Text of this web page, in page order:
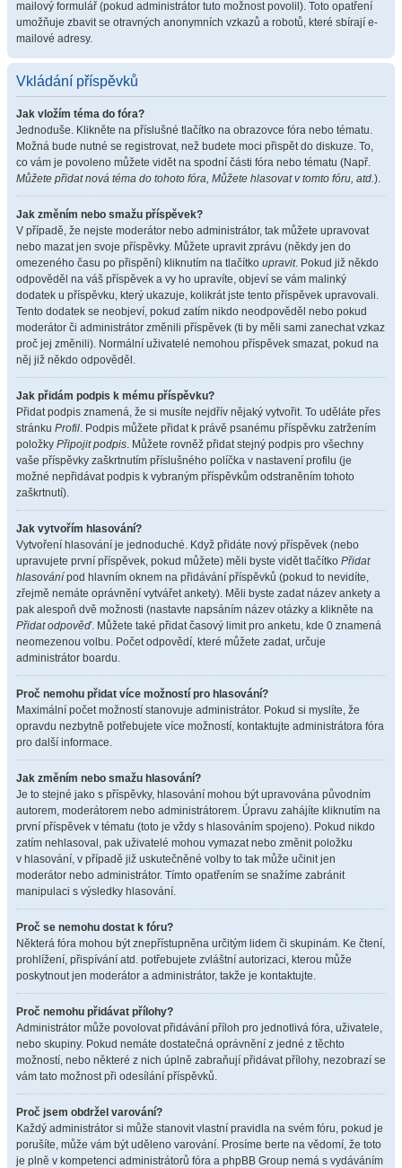
mailový formulář (pokud administrátor tuto možnost povolil). Toto opatření
umožňuje zbavit se otravných anonymních vzkazů a robotů, které sbírají e-
mailové adresy.
Vkládání příspěvků
Jak vložím téma do fóra?
Jednoduše. Klikněte na příslušné tlačítko na obrazovce fóra nebo tématu.
Možná bude nutné se registrovat, než budete moci přispět do diskuze. To,
co vám je povoleno můžete vidět na spodní části fóra nebo tématu (Např.
Můžete přidat nová téma do tohoto fóra, Můžete hlasovat v tomto fóru, atd.).
Jak změním nebo smažu příspěvek?
V případě, že nejste moderátor nebo administrátor, tak můžete upravovat
nebo mazat jen svoje příspěvky. Můžete upravit zprávu (někdy jen do
omezeného času po přispění) kliknutím na tlačítko upravit. Pokud již někdo
odpověděl na váš příspěvek a vy ho upravíte, objeví se vám malinký
dodatek u příspěvku, který ukazuje, kolikrát jste tento příspěvek upravovali.
Tento dodatek se neobjeví, pokud zatím nikdo neodpověděl nebo pokud
moderátor či administrátor změnili příspěvek (ti by měli sami zanechat vzkaz
proč jej změnili). Normální uživatelé nemohou příspěvek smazat, pokud na
něj již někdo odpověděl.
Jak přidám podpis k mému příspěvku?
Přidat podpis znamená, že si musíte nejdřív nějaký vytvořit. To uděláte přes
stránku Profil. Podpis můžete přidat k právě psanému příspěvku zatržením
položky Připojit podpis. Můžete rovněž přidat stejný podpis pro všechny
vaše příspěvky zaškrtnutím příslušného políčka v nastavení profilu (je
možné nepřidávat podpis k vybraným příspěvkům odstraněním tohoto
zaškrtnutí).
Jak vytvořím hlasování?
Vytvoření hlasování je jednoduché. Když přidáte nový příspěvek (nebo
upravujete první příspěvek, pokud můžete) měli byste vidět tlačítko Přidat
hlasování pod hlavním oknem na přidávání příspěvků (pokud to nevidíte,
zřejmě nemáte oprávnění vytvářet ankety). Měli byste zadat název ankety a
pak alespoň dvě možnosti (nastavte napsáním název otázky a klikněte na
Přidat odpověď. Můžete také přidat časový limit pro anketu, kde 0 znamená
neomezenou volbu. Počet odpovědí, které můžete zadat, určuje
administrátor boardu.
Proč nemohu přidat více možností pro hlasování?
Maximální počet možností stanovuje administrátor. Pokud si myslíte, že
opravdu nezbytně potřebujete více možností, kontaktujte administrátora fóra
pro další informace.
Jak změním nebo smažu hlasování?
Je to stejné jako s příspěvky, hlasování mohou být upravována původním
autorem, moderátorem nebo administrátorem. Úpravu zahájíte kliknutím na
první příspěvek v tématu (toto je vždy s hlasováním spojeno). Pokud nikdo
zatím nehlasoval, pak uživatelé mohou vymazat nebo změnit položku
v hlasování, v případě již uskutečněné volby to tak může učinit jen
moderátor nebo administrátor. Tímto opatřením se snažíme zabránit
manipulaci s výsledky hlasování.
Proč se nemohu dostat k fóru?
Některá fóra mohou být znepřístupněna určitým lidem či skupinám. Ke čtení,
prohlížení, přispívání atd. potřebujete zvláštní autorizaci, kterou může
poskytnout jen moderátor a administrátor, takže je kontaktujte.
Proč nemohu přidávat přílohy?
Administrátor může povolovat přidávání příloh pro jednotlivá fóra, uživatele,
nebo skupiny. Pokud nemáte dostatečná oprávnění z jedné z těchto
možností, nebo některé z nich úplně zabraňují přidávat přílohy, nezobrazí se
vám tato možnost při odesílání příspěvků.
Proč jsem obdržel varování?
Každý administrátor si může stanovit vlastní pravidla na svém fóru, pokud je
porušíte, může vám být uděleno varování. Prosíme berte na vědomí, že toto
je plně v kompetenci administrátorů fóra a phpBB Group nemá s vydáváním